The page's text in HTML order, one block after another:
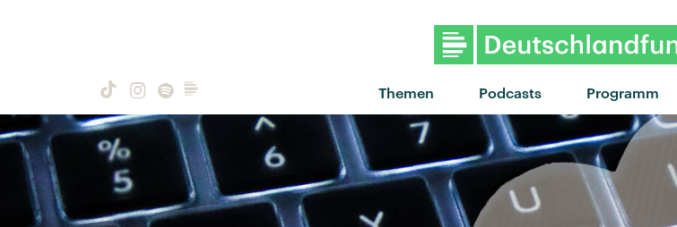
Themen Podcasts Programm